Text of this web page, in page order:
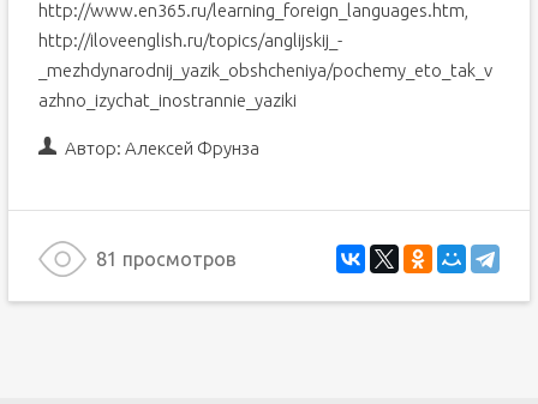
http://www.en365.ru/learning_foreign_languages.htm,
http://iloveenglish.ru/topics/anglijskij_-
_mezhdynarodnij_yazik_obshcheniya/pochemy_eto_tak_v
azhno_izychat_inostrannie_yaziki
Автор: Алексей Фрунза
81 просмотров